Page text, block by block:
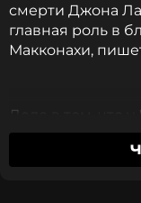
смерти Джона
главная роль в
Макконахи,
Дело в том, что у
истинного
Когда актер